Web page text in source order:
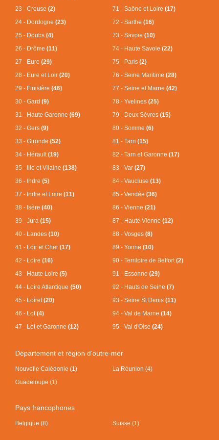
23 - Creuse(2)
24 - Dordogne(23)
25 - Doubs(4)
26 - Drôme(11)
27 - Eure(29)
28 - Eure et Loir(20)
29 - Finistère(46)
30 - Gard(9)
31 - Haute Garonne(69)
32 - Gers(9)
33 - Gironde(52)
34 - Hérault(19)
35 - Ille et Vilaine(138)
36 - Indre(5)
37 - Indre et Loire(11)
38 - Isère(40)
39 - Jura(15)
40 - Landes(10)
41 - Loir et Cher(17)
42 - Loire(16)
43 - Haute Loire(5)
44 - Loire Atlantique(50)
45 - Loiret(20)
46 - Lot(4)
47 - Lot et Garonne(12)
71 - Saône et Loire (17)
72 - Sarthe (16)
73 - Savoie (10)
74 - Haute Savoie (22)
75 - Paris (2)
76 - Seine Maritime (28)
77 - Seine et Marne (42)
78 - Yvelines (25)
79 - Deux Sèvres (15)
80 - Somme (6)
81 - Tarn (15)
82 - Tarn et Garonne (17)
83 - Var (27)
84 - Vaucluse (13)
85 - Vendée (36)
86 - Vienne (21)
87 - Haute Vienne (12)
88 - Vosges (8)
89 - Yonne (10)
90 - Territoire de Belfort(2)
91 - Essonne (29)
92 - Hauts de Seine (7)
93 - Seine St Denis (11)
94 - Val de Marne (14)
95 - Val d'Oise (24)
Département et région d'outre-mer
Nouvelle Calédonie (1)
Guadeloupe (1)
La Réunion (4)
Pays francophones
Belgique (8) Suisse (1)